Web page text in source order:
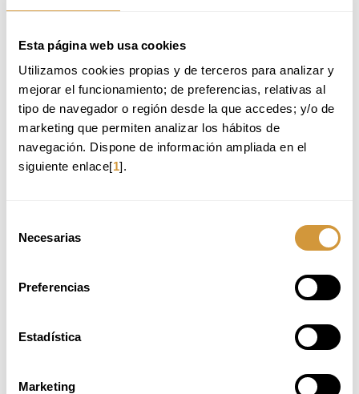
Esta página web usa cookies
Utilizamos cookies propias y de terceros para analizar y
mejorar el funcionamiento; de preferencias, relativas al
tipo de navegador o región desde la que accedes; y/o de
marketing que permiten analizar los hábitos de
navegación. Dispone de información ampliada en el
siguiente enlace[1].
Necesarias
Preferencias
Estadística
Marketing
Back to Training Offer
WE RECOMMEND:
EXECUTIVE CHEF
COCCIÓN DE PRECISIÓN: VACÍO Y BAJA
APLICACIONES CONTEMPORÁNEAS 26-27 EDICIÓN
OCTUBRE (ONLINE)
UNAVAILABLE PLACES